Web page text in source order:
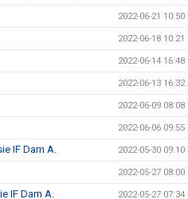
2022-06-21 10:50
2022-06-18 10:21
2022-06-14 16:48
2022-06-13 16:32
2022-06-09 08:08
2022-06-06 09:55
IF Dam A. 2022-05-30 09:10
2022-05-27 08:00
IF Dam A. 2022-05-27 07:34